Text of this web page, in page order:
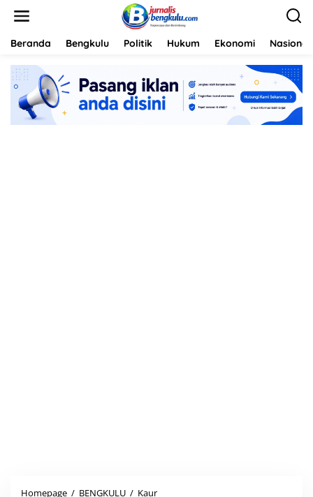
Beranda Bengkulu Politik Hukum Ekonomi Nasional
Homepage / BENGKULU / Kaur